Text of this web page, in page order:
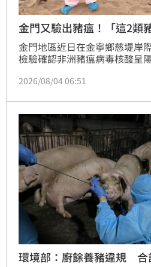
金門又驗出豬瘟！「這2類
金門地區近日在金寧鄉慈堤岸
檢驗確認非洲豬瘟病毒核酸呈
業部緊急啟動防疫機制，宣布
及其他離島。此次管制範圍包
製品，以及在金門販售的台灣
請民眾務必配合相關規範，共
疫安全，避免病
2026/08/04 06:51
環境部：廚餘養豬違規 合